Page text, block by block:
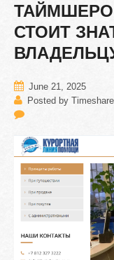
СТОИТ
June 21, 2025
Posted by